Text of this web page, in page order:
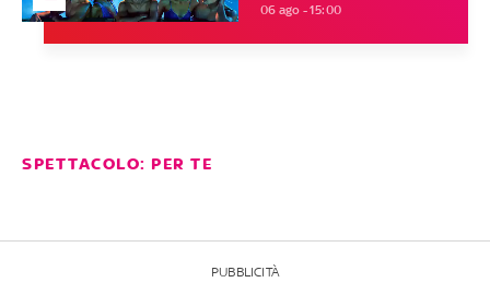
06 ago - 15:00
SPETTACOLO: PER TE
PUBBLICITÀ